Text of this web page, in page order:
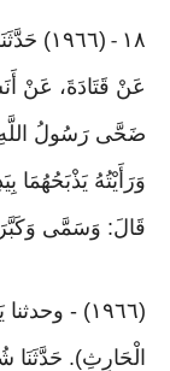
١٨ -
عَنْ قَتَادَةَ، عَنْ
ضَحَّى رَسُولُ
وَرَأَيْتُهُ يَذْبَحُهُمَا
قَالَ: وَسَمَّى وَكَبَّرَ
(١٩٦٦) -
الْحَارِثِ).